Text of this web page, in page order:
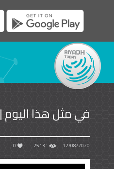
في مثل هذا اليوم | 12أغسطس
12/08/2020
2513
0